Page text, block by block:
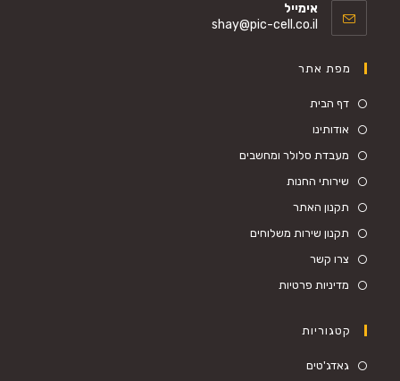
אימייל
shay@pic-cell.co.il
מפת אתר
דף הבית
אודותינו
מעבדת סלולר ומחשבים
שירותי החנות
תקנון האתר
תקנון שירות משלוחים
צרו קשר
מדיניות פרטיות
קטגוריות
גאדג'טים